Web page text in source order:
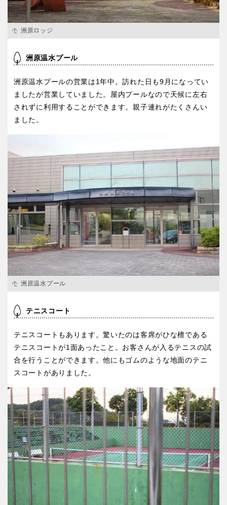
洲原ロッジ
洲原温水プール
洲原温水プールの営業は1年中。訪れた日も9月になってい
ましたが営業していました。屋内プールなので天候に左右
されずに利用することができます。親子連れがたくさんい
ました。
洲原温水プール
テニスコート
テニスコートもあります。驚いたのは客席がひな檀である
テニスコートが1面あったこと。お客さんが入るテニスの試
合を行うことができます。他にもゴムのような地面のテニ
スコートがありました。